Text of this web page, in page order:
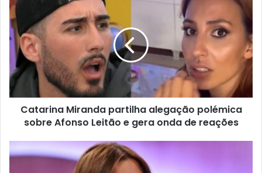
Catarina Miranda partilha alegação polémica
sobre Afonso Leitão e gera onda de reações